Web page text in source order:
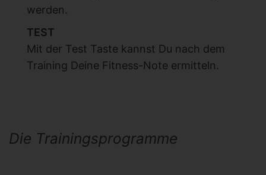
werden.
TEST
Mit der Test Taste kannst Du nach dem
Training Deine Fitness-Note ermitteln.
Die Trainingsprogramme